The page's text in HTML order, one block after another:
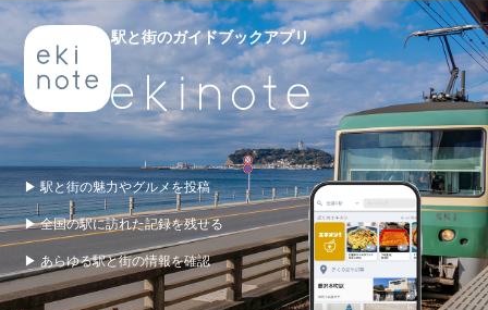
駅と街のガイドブックアプリ
▶ 駅と街の魅力やグルメを投稿
▶ 全国の駅に訪れた記録を残せる
▶ あらゆる駅と街の情報を確認